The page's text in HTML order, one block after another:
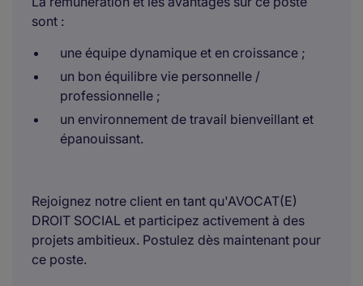
sont :
une équipe dynamique et en croissance ;
un bon équilibre vie personnelle /
professionnelle ;
un environnement de travail bienveillant et
épanouissant.
Rejoignez notre client en tant qu'AVOCAT(E)
DROIT SOCIAL et participez activement à des
projets ambitieux. Postulez dès maintenant pour
ce poste.